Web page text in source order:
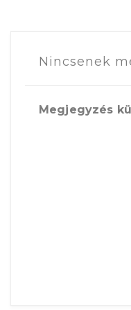
Nincsenek
Megjegyzés